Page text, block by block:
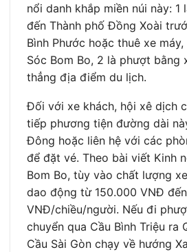
nổi danh khắp miền núi này: 1
đến Thành phố Đồng Xoài
Bình Phước hoặc thuê xe
Sóc Bom Bo, 2 là phượt bằng
thẳng địa điểm du lịch.
Đối với xe khách, hội xê dịch
tiếp phương tiện đường dài
Đông hoặc liên hệ với các
để đặt vé. Theo bài viết Kinh
Bom Bo, tùy vào chất lượng
dao động từ 150.000 VNĐ
VNĐ/chiều/người. Nếu đi
chuyển qua Cầu Bình Triệu ra
Cầu Sài Gòn chạy về hướng